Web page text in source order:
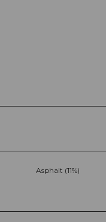
Asphalt (11%)